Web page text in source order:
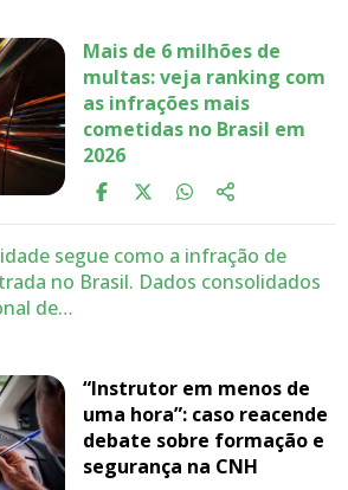
Mais de 6 milhões de
multas: veja ranking com
as infrações mais
cometidas no Brasil em
2026
segue como a infração de
no Brasil. Dados consolidados
de…
“Instrutor em menos de
uma hora”: caso reacende
debate sobre formação e
segurança na CNH